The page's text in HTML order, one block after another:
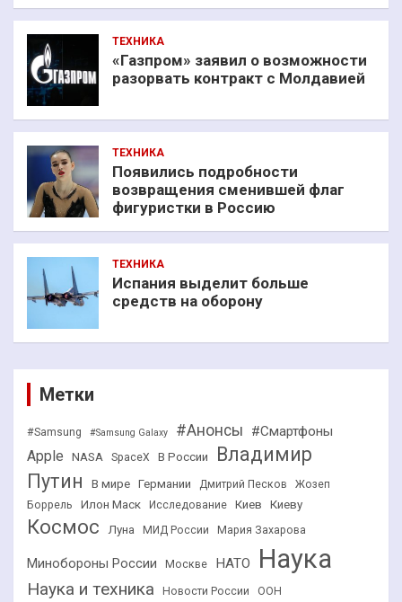
ТЕХНИКА
«Газпром» заявил о возможности
разорвать контракт с Молдавией
ТЕХНИКА
Появились подробности
возвращения сменившей флаг
фигуристки в Россию
ТЕХНИКА
Испания выделит больше
средств на оборону
Метки
#Samsung #Samsung Galaxy #Анонсы #Смартфоны
Apple NASA SpaceX В России
Владимир
Путин
В мире Германии Дмитрий Песков
Жозеп
Боррель
Илон Маск Исследование Киев Киеву
Космос Луна МИД России Мария Захарова
Минобороны России Москве НАТО Наука
Наука и техника Новости России ООН